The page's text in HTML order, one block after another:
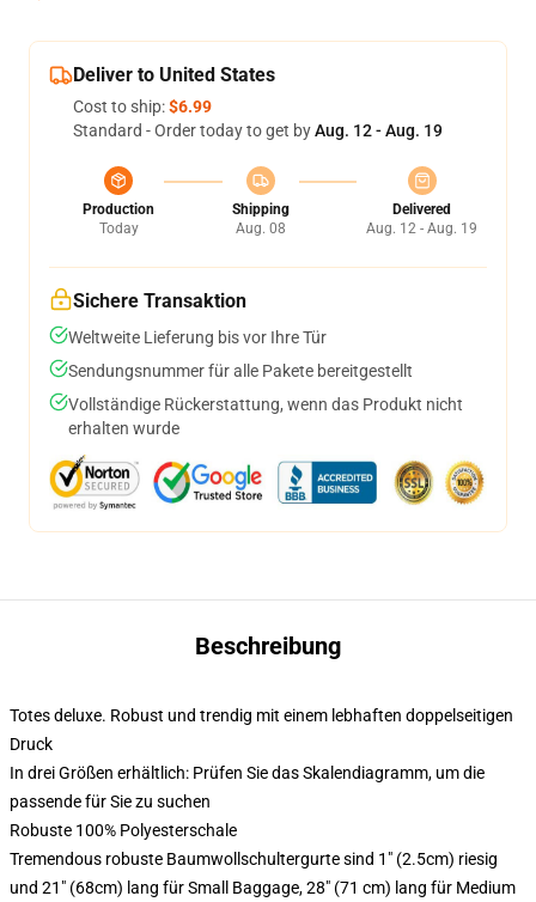
Deliver to United States
Cost to ship:$6.99
Standard - Order today to get byAug. 12 - Aug. 19
Production
Today
Shipping
Aug. 08
Delivered
Aug. 12 - Aug. 19
Sichere Transaktion
Weltweite Lieferung bis vor Ihre Tür
Sendungsnummer für alle Pakete bereitgestellt
Vollständige Rückerstattung, wenn das Produkt nicht
erhalten wurde
Beschreibung
Totes deluxe. Robust und trendig mit einem lebhaften doppelseitigen
Druck
In drei Größen erhältlich: Prüfen Sie das Skalendiagramm, um die
passende für Sie zu suchen
Robuste 100% Polyesterschale
Tremendous robuste Baumwollschultergurte sind 1" (2.5cm) riesig
und 21" (68cm) lang für Small Baggage, 28" (71 cm) lang für Medium